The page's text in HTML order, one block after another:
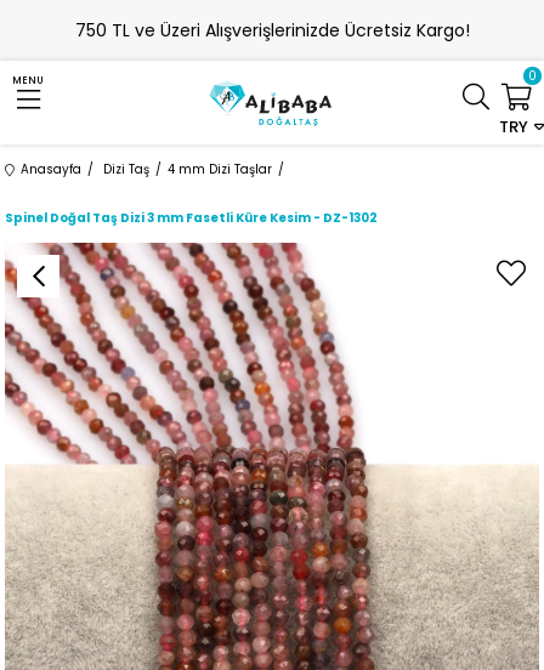
750 TL ve Üzeri Alışverişlerinizde Ücretsiz Kargo!
MENU
TRY
0
Anasayfa Dizi Taş 4 mm Dizi Taşlar
Spinel Doğal Taş Dizi 3 mm Fasetli Küre Kesim - DZ-1302